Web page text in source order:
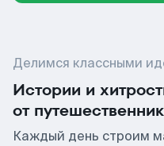
Делимся классными
Истории и
от
Каждый день строим